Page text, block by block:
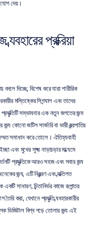
দেয়।
প্রক্রিয়া
দিচ্ছে, বিশেষ করে যারা শারীরিক
মস্তিষ্কের সিগন্যাল এবং তাদের
সম্ভাবনার এক নতুন জগতের জন্ম
কোনো জটিল সার্জারি বা ভারী যন্ত্রপাতির
সমাধান করে তোলে। ঐতিহ্যবাহী
এবং মুখের সূক্ষ্ম নাড়াচড়ার মাধ্যমে
প্রযুক্তিকে আরও সহজ এবং সবার জন্য
জন্য, এটি নিয়ন্ত্রণ এবং ব্যক্তিগত
সাধারণ, চিন্তানির্ভর কাজে রূপান্তর
করা, যেখানে প্রযুক্তি ব্যবহারকারীর
ডিজিটাল বিশ্ব গড়ে তোলার জন্য এই